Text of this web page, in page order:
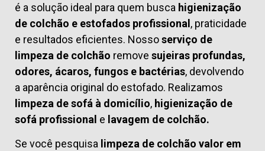
é a solução ideal para quem busca higienização
de colchão e estofados profissional, praticidade
e resultados eficientes. Nossoserviço de
limpeza de colchão remove sujeiras profundas,
odores, ácaros, fungos e bactérias, devolvendo
a aparência original do estofado. Realizamos
limpeza de sofá à domicílio, higienização de
sofá profissional e lavagem de colchão.
Se você pesquisa limpeza de colchão valor em